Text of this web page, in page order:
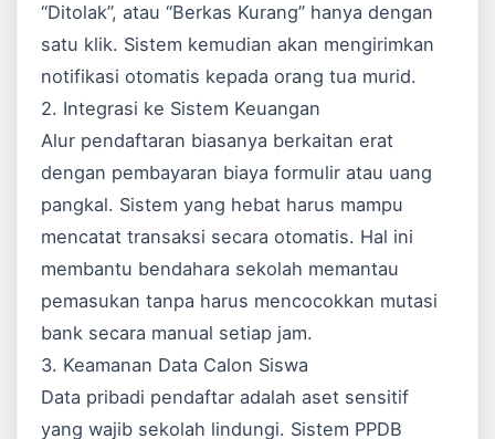
“Ditolak”, atau “Berkas Kurang” hanya dengan
satu klik. Sistem kemudian akan mengirimkan
notifikasi otomatis kepada orang tua murid.
2. Integrasi ke Sistem Keuangan
Alur pendaftaran biasanya berkaitan erat
dengan pembayaran biaya formulir atau uang
pangkal. Sistem yang hebat harus mampu
mencatat transaksi secara otomatis. Hal ini
membantu bendahara sekolah memantau
pemasukan tanpa harus mencocokkan mutasi
bank secara manual setiap jam.
3. Keamanan Data Calon Siswa
Data pribadi pendaftar adalah aset sensitif
yang wajib sekolah lindungi. Sistem PPDB